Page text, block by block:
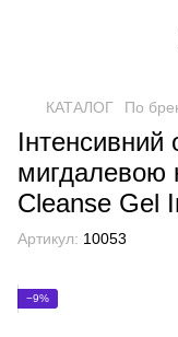
КАТАЛОГ По
мигдалевою
Cleanse Gel
Артикул: 10053
−9%